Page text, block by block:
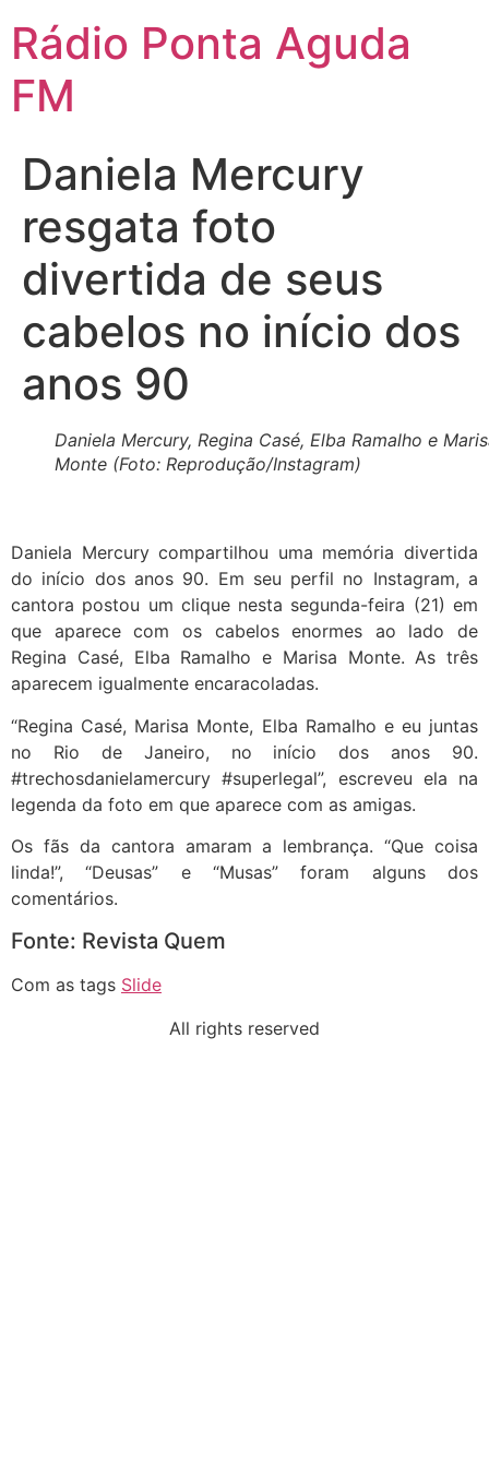
para
conteúdo
Rádio Ponta Aguda
FM
Daniela Mercury
resgata foto
divertida de seus
cabelos no início dos
anos 90
Daniela Mercury, Regina Casé, Elba Ramalho e
Monte (Foto: Reprodução/Instagram)
Daniela Mercury compartilhou uma memória divertida
do início dos anos 90. Em seu perfil no Instagram, a
cantora postou um clique nesta segunda-feira (21) em
que aparece com os cabelos enormes ao lado de
Regina Casé, Elba Ramalho e Marisa Monte. As três
aparecem igualmente encaracoladas.
“Regina Casé, Marisa Monte, Elba Ramalho e eu juntas
no Rio de Janeiro, no início dos anos 90.
#trechosdanielamercury #superlegal”, escreveu ela na
legenda da foto em que aparece com as amigas.
Os fãs da cantora amaram a lembrança. “Que coisa
linda!”, “Deusas” e “Musas” foram alguns dos
comentários.
Fonte: Revista Quem
Com as tags Slide
All rights reserved